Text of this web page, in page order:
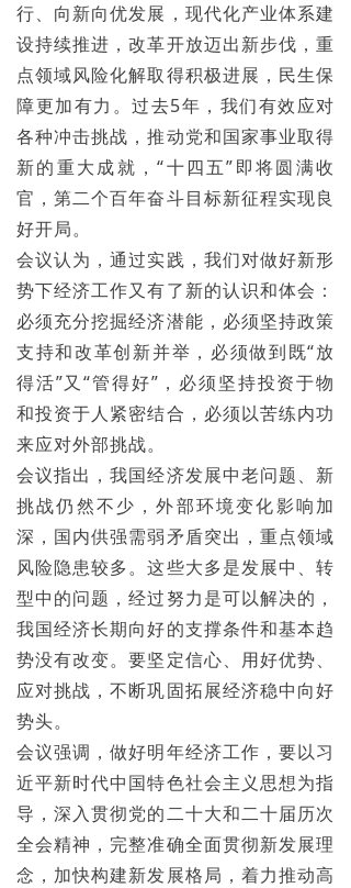
行、向新向优发展，现代化产业体系建
设持续推进，改革开放迈出新步伐，重
点领域风险化解取得积极进展，民生保
障更加有力。过去5年，我们有效应对
各种冲击挑战，推动党和国家事业取得
新的重大成就，“十四五”即将圆满收
官，第二个百年奋斗目标新征程实现良
好开局。
会议认为，通过实践，我们对做好新形
势下经济工作又有了新的认识和体会：
必须充分挖掘经济潜能，必须坚持政策
支持和改革创新并举，必须做到既“放
得活”又“管得好”，必须坚持投资于物
和投资于人紧密结合，必须以苦练内功
来应对外部挑战。
会议指出，我国经济发展中老问题、新
挑战仍然不少，外部环境变化影响加
深，国内供强需弱矛盾突出，重点领域
风险隐患较多。这些大多是发展中、转
型中的问题，经过努力是可以解决的，
我国经济长期向好的支撑条件和基本趋
势没有改变。要坚定信心、用好优势、
应对挑战，不断巩固拓展经济稳中向好
势头。
会议强调，做好明年经济工作，要以习
近平新时代中国特色社会主义思想为指
导，深入贯彻党的二十大和二十届历次
全会精神，完整准确全面贯彻新发展理
念，加快构建新发展格局，着力推动高